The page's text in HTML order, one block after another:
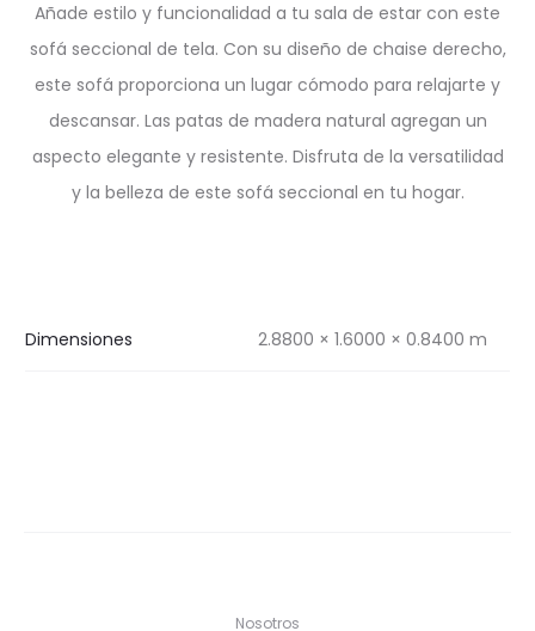
Añade estilo y funcionalidad a tu sala de estar con este
sofá seccional de tela. Con su diseño de chaise derecho,
este sofá proporciona un lugar cómodo para relajarte y
descansar. Las patas de madera natural agregan un
aspecto elegante y resistente. Disfruta de la versatilidad
y la belleza de este sofá seccional en tu hogar.
Dimensiones 2.8800 × 1.6000 × 0.8400 m
Nosotros